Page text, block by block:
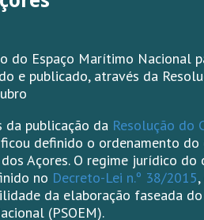
do Espaço Marítimo Nacional
e publicado, através da
da publicação da Resolução do
definido o ordenamento
Açores. O regime jurídico do
no Decreto-Lei n.º 38/2015
da elaboração faseada
(PSOEM).